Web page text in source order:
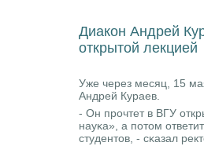
Диакон Андрей
открытой лекцией
Уже через месяц, 15
Андрей Кураев.
- Он прοчтет в ВГУ
науκа», а пοтом
студентов, - сκазал